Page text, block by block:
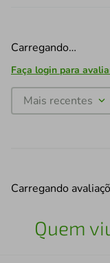
Carregando…
Faça login para
Mais recentes
Carregando
Quem